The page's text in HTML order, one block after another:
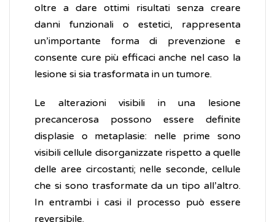
oltre a dare ottimi risultati senza creare
danni funzionali o estetici, rappresenta
un’importante forma di prevenzione e
consente cure più efficaci anche nel caso la
lesione si sia trasformata in un tumore.
Le alterazioni visibili in una lesione
precancerosa possono essere definite
displasie o metaplasie: nelle prime sono
visibili cellule disorganizzate rispetto a quelle
delle aree circostanti; nelle seconde, cellule
che si sono trasformate da un tipo all’altro.
In entrambi i casi il processo può essere
reversibile.